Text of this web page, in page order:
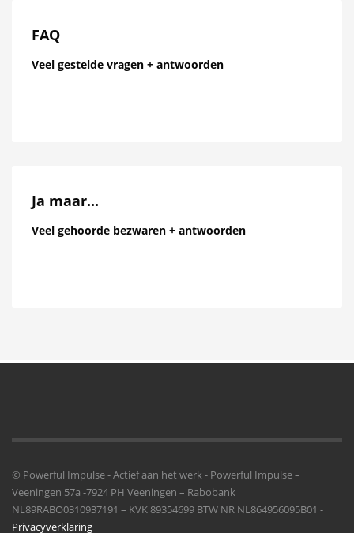
FAQ
Veel gestelde vragen + antwoorden
Ja maar...
Veel gehoorde bezwaren + antwoorden
© Powerful Impulse - Actief aan het werk - Powerful Impulse –
Veeningen 57a -7924 PH Veeningen – Rabobank
NL89RABO0310937191 – KVK 89354699 BTW NR NL864956095B01 -
Privacyverklaring